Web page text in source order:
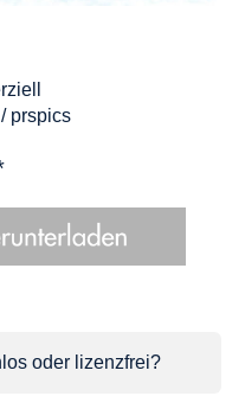
prspics
oder lizenzfrei?